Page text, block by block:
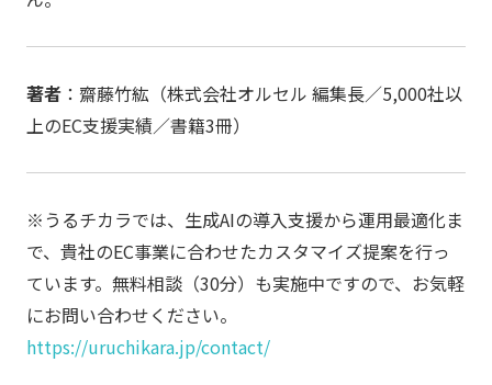
著者：齋藤竹紘（株式会社オルセル 編集長／5,000社以
上のEC支援実績／書籍3冊）
※うるチカラでは、生成AIの導入支援から運用最適化ま
で、貴社のEC事業に合わせたカスタマイズ提案を行っ
ています。無料相談（30分）も実施中ですので、お気軽
にお問い合わせください。
https://uruchikara.jp/contact/